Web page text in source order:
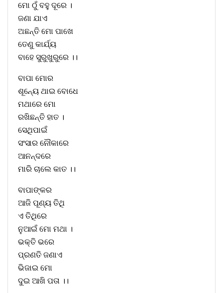
ମୋ ଠୁଁ ବହୁ ଦୂରେ ।
ଜଣା ଯାଏ
ଅଛନ୍ତି ମୋ ପାଖେ
ତେଣୁ କାର୍ଯ୍ୟ
ବାହେ ସୁରୁଖୁରୁରେ ।।
ବାପା ମୋର
ଶୂନ୍ୟେ ଥାଇ ବୋଧେ
ମଥାରେ ମୋ
ରଖିଛନ୍ତି ହାତ ।
ସେଥିପାଇଁ
ସଂସାର ନୌକାରେ
ଆନନ୍ଦରେ
ମାରି ଚାଲେ କାତ ।।
ବାପାଙ୍କର
ଆଜି ପୂଣ୍ୟ ତିଥି
ଏ ତିଥିରେ
ନୁଆଇଁ ମୋ ମଥା ।
ଭକ୍ତି ଭରେ
ପ୍ରଣତି ଜଣାଏ
ଭିଜାଇ ମୋ
ଦୁଇ ଆଖି ପତା ।।